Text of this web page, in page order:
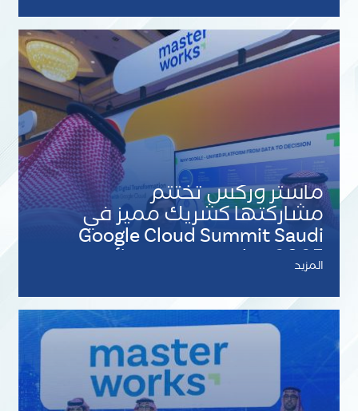
ماستر وركس تختتم
مشاركتها كشريك مميز في
Google Cloud Summit Saudi
Arabia 2025 وتحصد جائزة
Industry Partner of the Year
KSA
المزيد